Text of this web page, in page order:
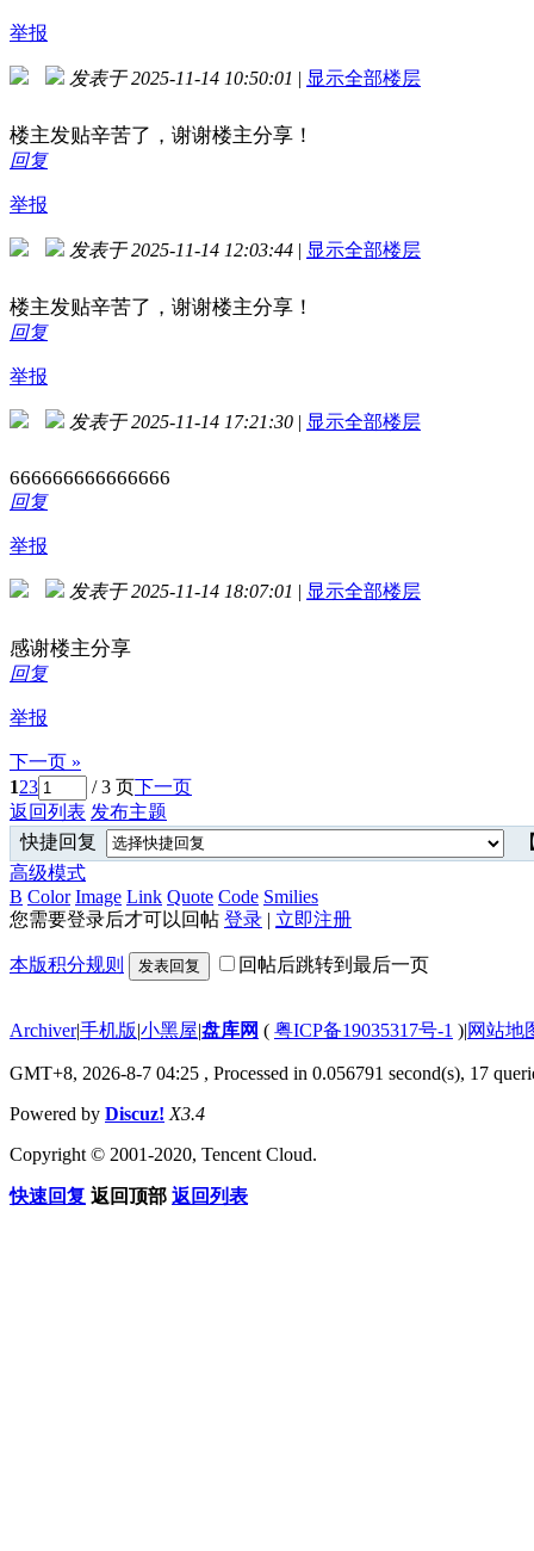
举报
发表于 2025-11-14 10:50:01 | 显示全部楼层
楼主发贴辛苦了，谢谢楼主分享！
回复
举报
发表于 2025-11-14 12:03:44 | 显示全部楼层
楼主发贴辛苦了，谢谢楼主分享！
回复
举报
发表于 2025-11-14 17:21:30 | 显示全部楼层
666666666666666
回复
举报
发表于 2025-11-14 18:07:01 | 显示全部楼层
感谢楼主分享
回复
举报
下一页 »
123 / 3 页下一页
返回列表 发布主题
快捷回复
高级模式
B Color Image Link Quote Code Smilies
您需要登录后才可以回帖 登录 | 立即注册
本版积分规则 发表回复 回帖后跳转到最后一页
Archiver|手机版|小黑屋|盘库网 ( 粤ICP备19035317号-1 )|网站地
GMT+8, 2026-8-7 04:25 , Processed in 0.056791 second(s), 17
Powered by Discuz! X3.4
Copyright © 2001-2020, Tencent Cloud.
快速回复 返回顶部 返回列表